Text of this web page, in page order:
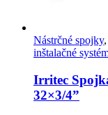
Nástrčné spojky,
inštalačné
Irritec
32×3/4”